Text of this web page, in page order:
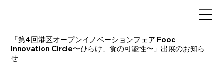
「第4回港区オープンイノベーションフェア Food
Innovation Circle〜ひらけ、食の可能性〜」出展のお知ら
せ